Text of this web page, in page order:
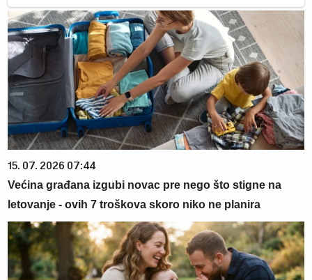
15. 07. 2026 07:44
Većina građana izgubi novac pre nego što stigne na
letovanje - ovih 7 troškova skoro niko ne planira